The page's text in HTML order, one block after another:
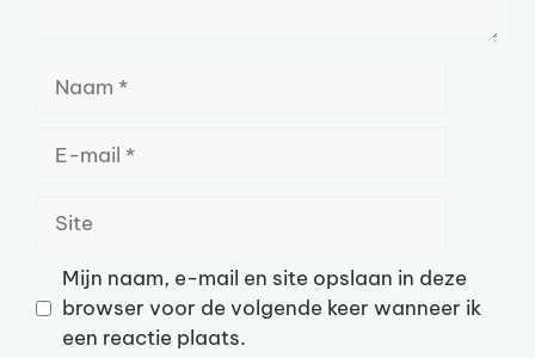
mail
Site
Mijn naam, e-mail en site opslaan in deze
browser voor de volgende keer wanneer ik
een reactie plaats.